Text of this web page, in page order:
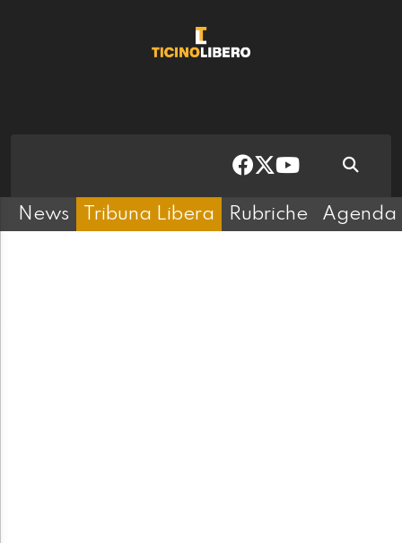
News Tribuna Libera Rubriche Agenda